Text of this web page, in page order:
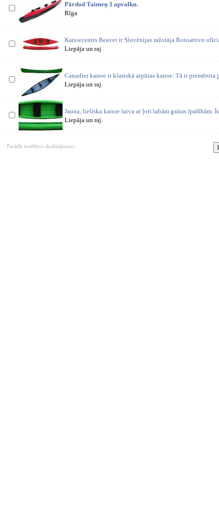
Pārdod Taimeņ 3 apvalku.
Rīga
Kanoecentrs Beaver ir Slovēnijas ražotāja Rotoattivo
Liepāja un raj.
Canadier kanoe ir klasiskā atpūtas kanoe. Tā ir piemērota
Liepāja un raj.
Jauna, lieliska kanoe laiva ar ļoti labām gaitas īpašībām.
Liepāja un raj.
Parādīt izvēlētos sludinājumus